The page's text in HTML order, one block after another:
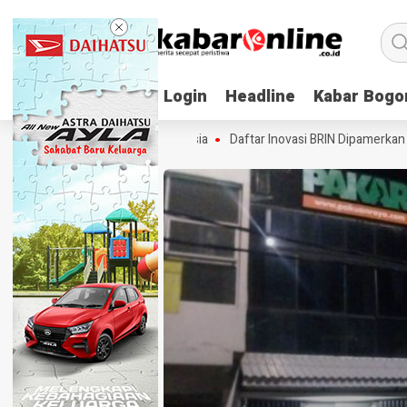
Login Headline Kabar
Login Headline Kabar
AI Pertama Indonesia Daftar Inovasi BRIN Dipamerkan ke